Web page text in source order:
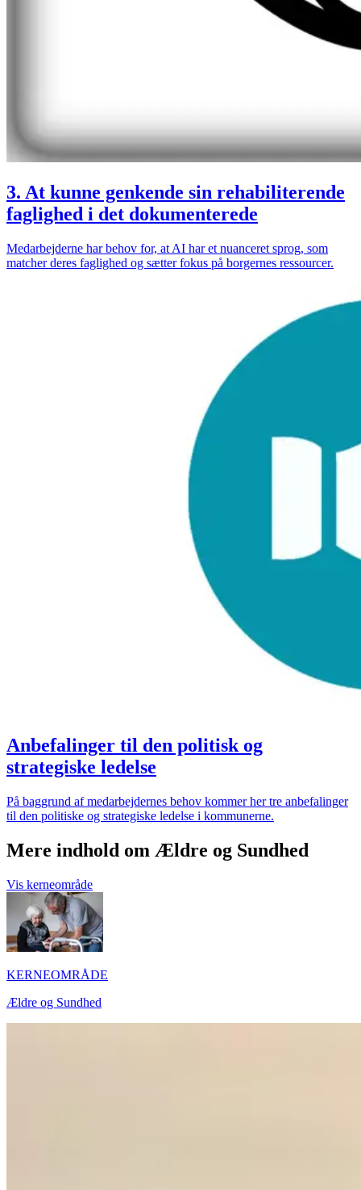
3. At kunne genkende sin rehabiliterende
faglighed i det dokumenterede
Medarbejderne har behov for, at AI har et nuanceret sprog, som
matcher deres faglighed og sætter fokus på borgernes ressourcer.
Anbefalinger til den politisk og
strategiske ledelse
På baggrund af medarbejdernes behov kommer her tre anbefalinger
til den politiske og strategiske ledelse i kommunerne.
Mere indhold om Ældre og Sundhed
Vis kerneområde
KERNEOMRÅDE
Ældre og Sundhed